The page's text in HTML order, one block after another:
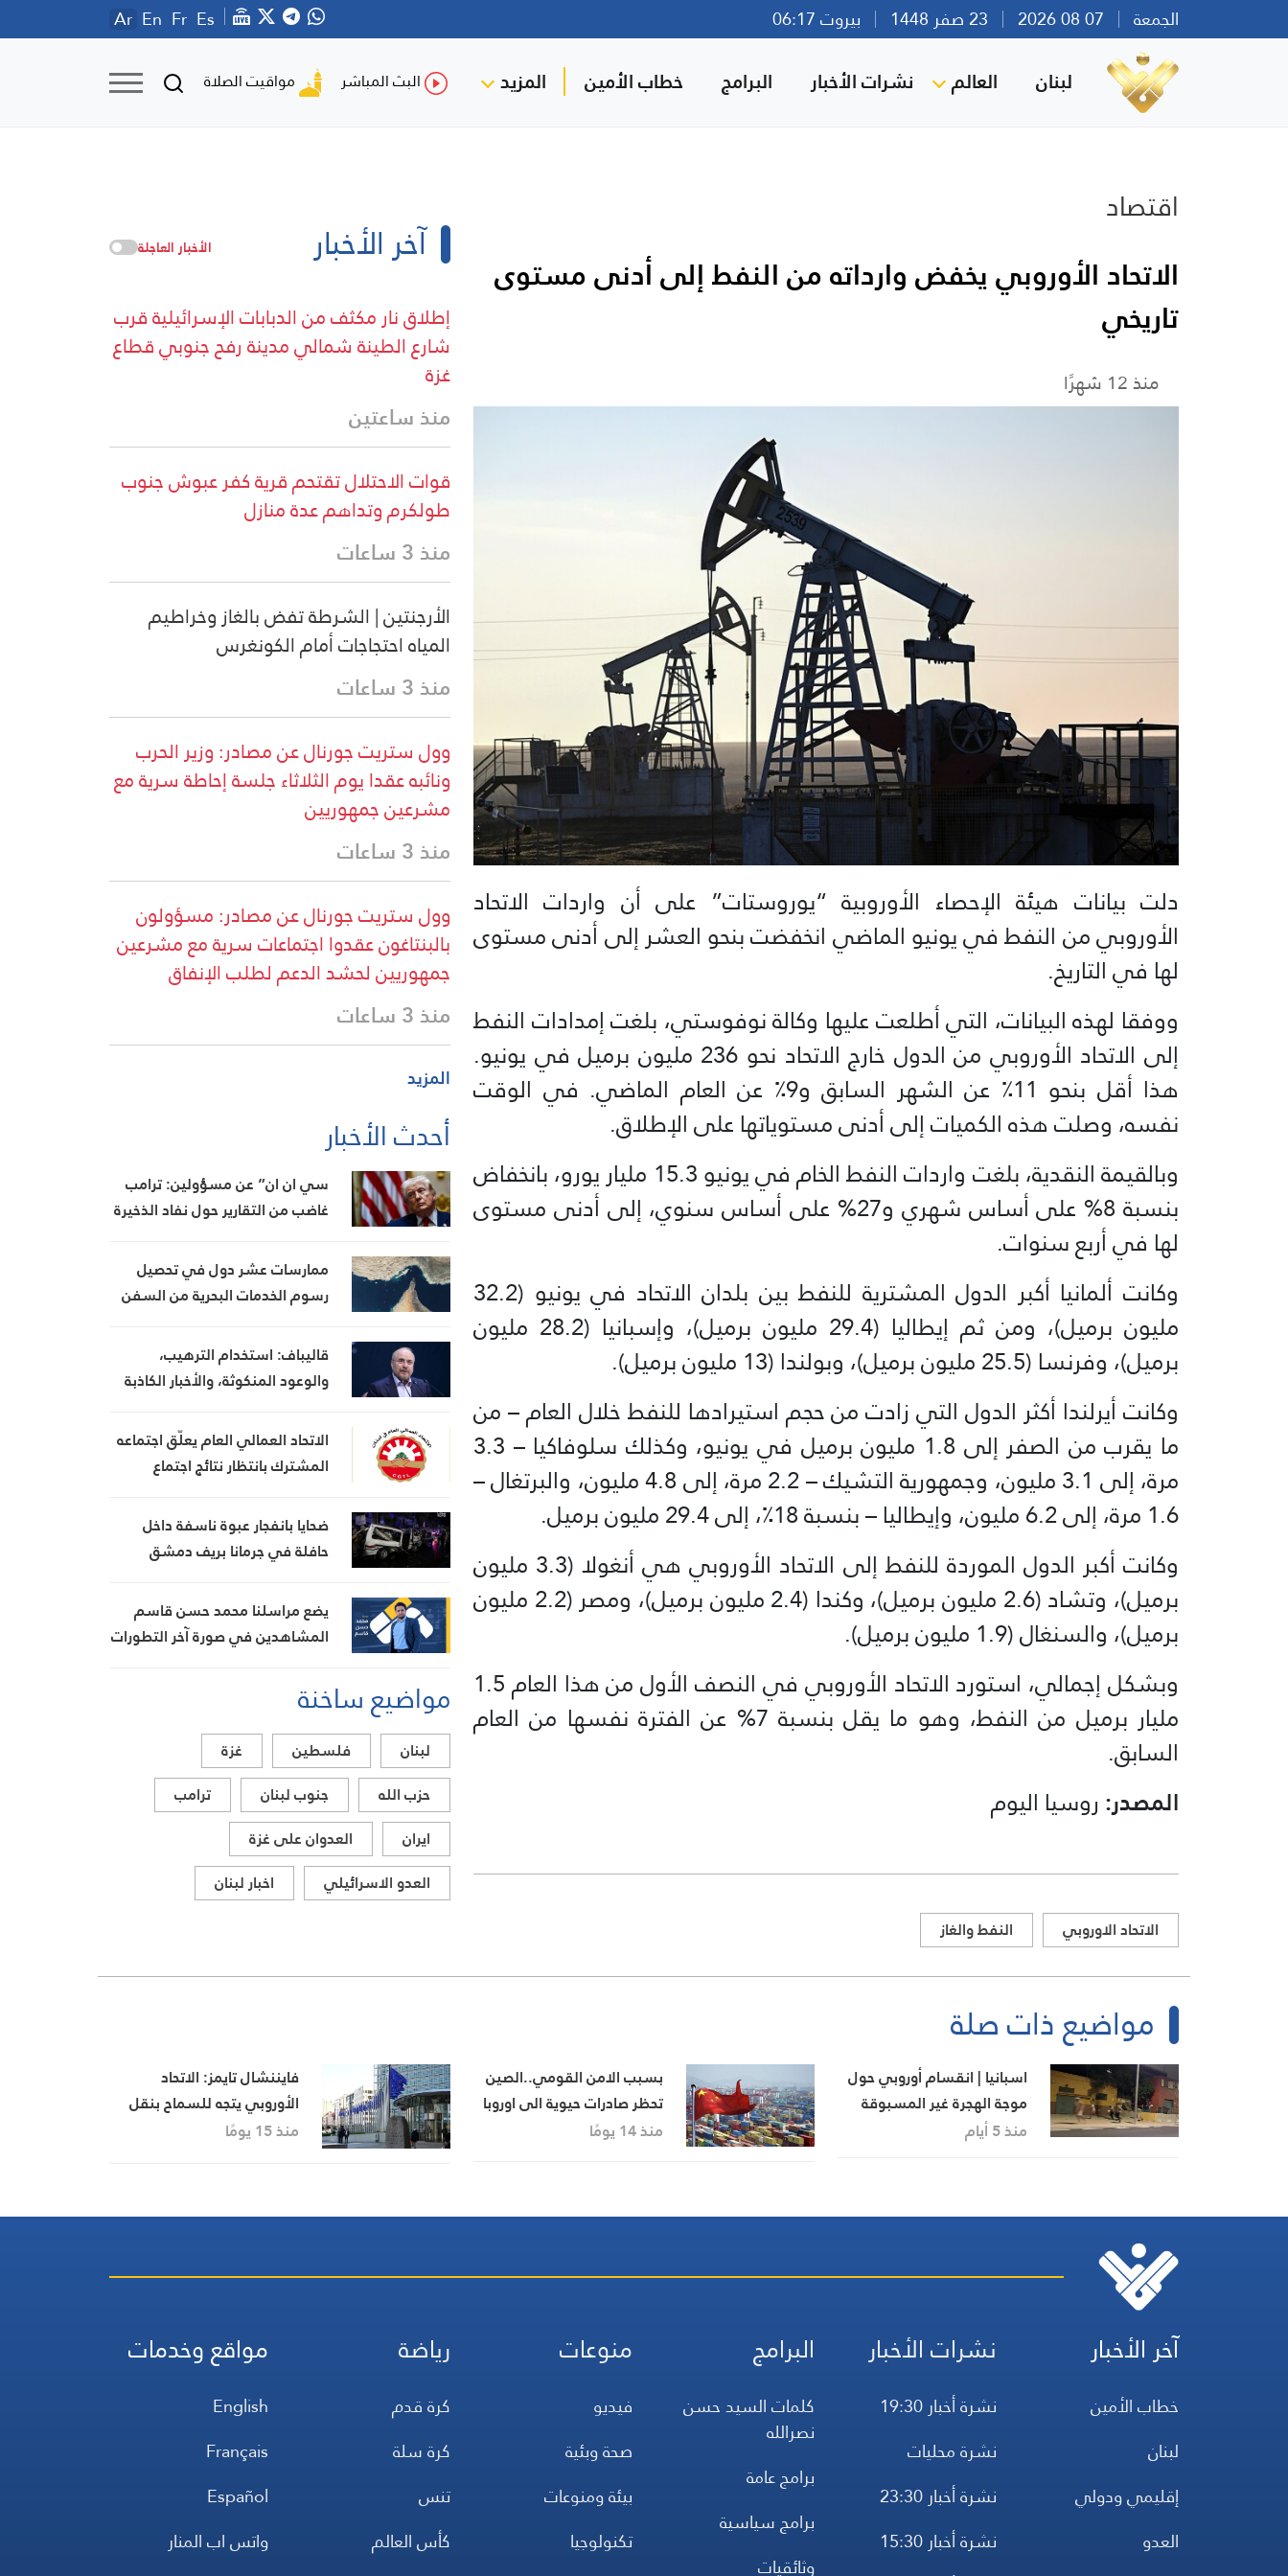
الجمعة بيروت 06:17 Ar En Fr Es
لبنان العالم نشرات الأخبار البرامج خطاب الأمين المزيد البث المباشر مواقيت الصلاة
اقتصاد
الاتحاد الأوروبي يخفض وارداته من النفط إلى أدنى مستوى
تاريخي
منذ 12 شهرًا
دلت بيانات هيئة الإحصاء الأوروبية “يوروستات” على أن واردات الاتحاد
الأوروبي من النفط في يونيو الماضي انخفضت بنحو العشر إلى أدنى مستوى
لها في التاريخ.
ووفقا لهذه البيانات، التي أطلعت عليها وكالة نوفوستي، بلغت إمدادات النفط
إلى الاتحاد الأوروبي من الدول خارج الاتحاد نحو 236 مليون برميل في يونيو.
هذا أقل بنحو 11٪ عن الشهر السابق و9٪ عن العام الماضي. في الوقت
نفسه، وصلت هذه الكميات إلى أدنى مستوياتها على الإطلاق.
وبالقيمة النقدية، بلغت واردات النفط الخام في يونيو 15.3 مليار يورو، بانخفاض
بنسبة 8% على أساس شهري و27% على أساس سنوي، إلى أدنى مستوى
لها في أربع سنوات.
وكانت ألمانيا أكبر الدول المشترية للنفط بين بلدان الاتحاد في يونيو (32.2
مليون برميل)، ومن ثم إيطاليا (29.4 مليون برميل)، وإسبانيا (28.2 مليون
برميل)، وفرنسا (25.5 مليون برميل)، وبولندا (13 مليون برميل).
وكانت أيرلندا أكثر الدول التي زادت من حجم استيرادها للنفط خلال العام – من
ما يقرب من الصفر إلى 1.8 مليون برميل في يونيو، وكذلك سلوفاكيا – 3.3
مرة، إلى 3.1 مليون، وجمهورية التشيك – 2.2 مرة، إلى 4.8 مليون، والبرتغال –
1.6 مرة، إلى 6.2 مليون، وإيطاليا – بنسبة 18٪، إلى 29.4 مليون برميل.
وكانت أكبر الدول الموردة للنفط إلى الاتحاد الأوروبي هي أنغولا (3.3 مليون
برميل)، وتشاد (2.6 مليون برميل)، وكندا (2.4 مليون برميل)، ومصر (2.2 مليون
برميل)، والسنغال (1.9 مليون برميل).
وبشكل إجمالي، استورد الاتحاد الأوروبي في النصف الأول من هذا العام 1.5
مليار برميل من النفط، وهو ما يقل بنسبة 7% عن الفترة نفسها من العام
السابق.
المصدر: روسيا اليوم
الاتحاد الاوروبي النفط والغاز
آخر الأخبار الأخبار العاجلة
إطلاق نار مكثف من الدبابات الإسرائيلية قرب
شارع الطينة شمالي مدينة رفح جنوبي قطاع
غزة
منذ ساعتين
قوات الاحتلال تقتحم قرية كفر عبوش جنوب
طولكرم وتداهم عدة منازل
منذ 3 ساعات
الأرجنتين | الشرطة تفض بالغاز وخراطيم
المياه احتجاجات أمام الكونغرس
منذ 3 ساعات
وول ستريت جورنال عن مصادر: وزير الحرب
ونائبه عقدا يوم الثلاثاء جلسة إحاطة سرية مع
مشرعين جمهوريين
منذ 3 ساعات
وول ستريت جورنال عن مصادر: مسؤولون
بالبنتاغون عقدوا اجتماعات سرية مع مشرعين
جمهوريين لحشد الدعم لطلب الإنفاق
منذ 3 ساعات
المزيد
أحدث الأخبار
سي ان ان” عن مسؤولين: ترامب
غاضب من التقارير حول نفاد الذخيرة
المفاوضات
ممارسات عشر دول في تحصيل
رسوم الخدمات البحرية من السفن
قاليباف: استخدام الترهيب،
والوعود المنكوثة، والأخبار الكاذبة
الاتحاد العمالي العام يعلّق اجتماعه
المشترك بانتظار نتائج اجتماع
ضحايا بانفجار عبوة ناسفة داخل
حافلة في جرمانا بريف دمشق
يضع مراسلنا محمد حسن قاسم
المشاهدين في صورة آخر التطورات
المستجدات على الساحتين
السياسية والميدانية، إلى جانب
المواقف الرسمية وأبرز التطورات
ذات الصلة بالشأنين الداخلي
والإقليمي
مواضيع ساخنة
لبنان فلسطين
غزة
حزب الله
جنوب لبنان
ترامب
ايران
العدوان على غزة
العدو الاسرائيلي
اخبار لبنان
مواضيع ذات صلة
اسبانيا | انقسام أوروبي حول
موجة الهجرة غير المسبوقة
إلى سبتة
منذ 5 أيام
بسبب الامن القومي..الصين
تحظر صادرات حيوية الى اوروبا
منذ 14 يومًا
فايننشال تايمز: الاتحاد
الأوروبي يتجه للسماح بنقل
الغاز المسال الروسي إلى دول
منذ 15 يومًا
آخر الأخبار
خطاب الأمين
لبنان
إقليمي ودولي
العدو
نشرات الأخبار
نشرة أخبار 19:30
نشرة محليات
نشرة أخبار 23:30
نشرة أخبار 15:30
البرامج
كلمات السيد حسن
نصرالله
برامج عامة
برامج سياسية
وثائقيات
منوعات
فيديو
صحة وبئية
بيئة ومنوعات
تكنولوجيا
رياضة
كرة قدم
كرة سلة
تنس
كأس العالم
مواقع وخدمات
English
Français
Español
واتس اب المنار